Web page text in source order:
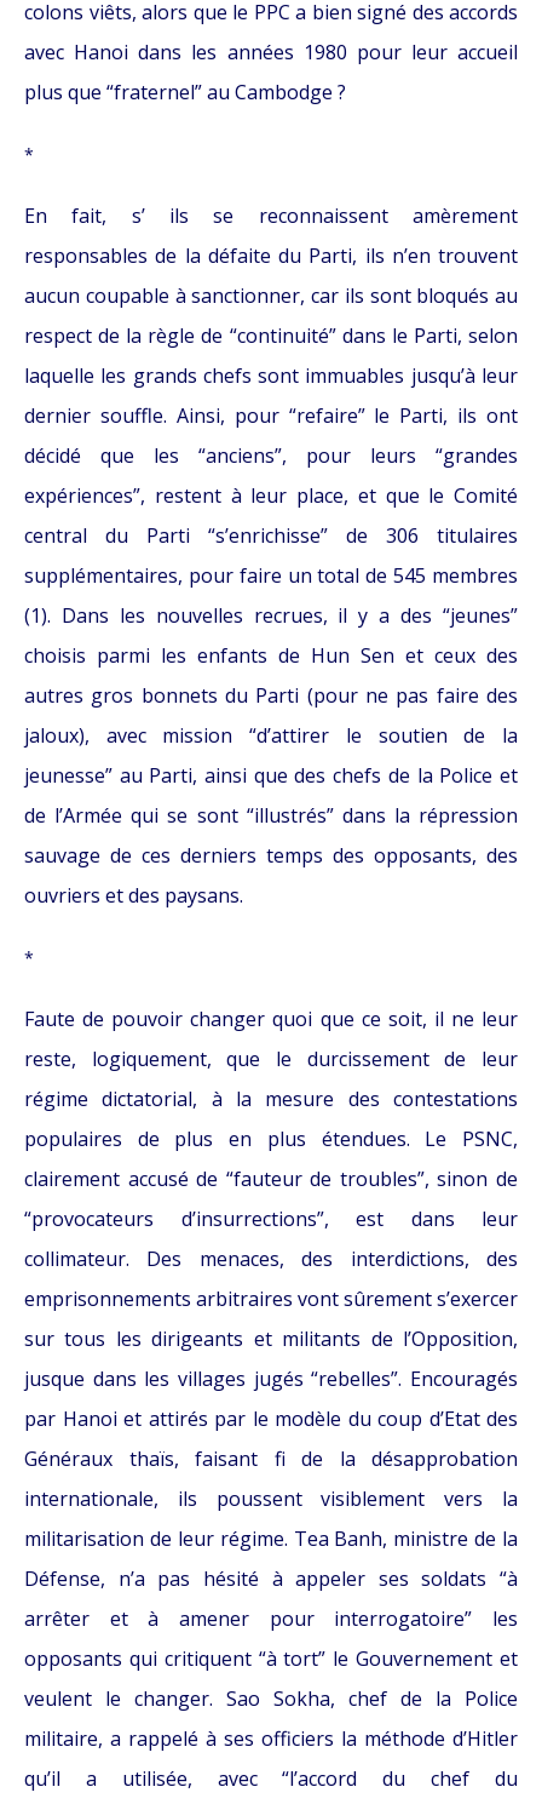
colons viêts, alors que le PPC a bien signé des accords
avec Hanoi dans les années 1980 pour leur accueil
plus que “fraternel” au Cambodge ?
*
En fait, s’ ils se reconnaissent amèrement
responsables de la défaite du Parti, ils n’en trouvent
aucun coupable à sanctionner, car ils sont bloqués au
respect de la règle de “continuité” dans le Parti, selon
laquelle les grands chefs sont immuables jusqu’à leur
dernier souffle. Ainsi, pour “refaire” le Parti, ils ont
décidé que les “anciens”, pour leurs “grandes
expériences”, restent à leur place, et que le Comité
central du Parti “s’enrichisse” de 306 titulaires
supplémentaires, pour faire un total de 545 membres
(1). Dans les nouvelles recrues, il y a des “jeunes”
choisis parmi les enfants de Hun Sen et ceux des
autres gros bonnets du Parti (pour ne pas faire des
jaloux), avec mission “d’attirer le soutien de la
jeunesse” au Parti, ainsi que des chefs de la Police et
de l’Armée qui se sont “illustrés” dans la répression
sauvage de ces derniers temps des opposants, des
ouvriers et des paysans.
*
Faute de pouvoir changer quoi que ce soit, il ne leur
reste, logiquement, que le durcissement de leur
régime dictatorial, à la mesure des contestations
populaires de plus en plus étendues. Le PSNC,
clairement accusé de “fauteur de troubles”, sinon de
“provocateurs d’insurrections”, est dans leur
collimateur. Des menaces, des interdictions, des
emprisonnements arbitraires vont sûrement s’exercer
sur tous les dirigeants et militants de l’Opposition,
jusque dans les villages jugés “rebelles”. Encouragés
par Hanoi et attirés par le modèle du coup d’Etat des
Généraux thaïs, faisant fi de la désapprobation
internationale, ils poussent visiblement vers la
militarisation de leur régime. Tea Banh, ministre de la
Défense, n’a pas hésité à appeler ses soldats “à
arrêter et à amener pour interrogatoire” les
opposants qui critiquent “à tort” le Gouvernement et
veulent le changer. Sao Sokha, chef de la Police
militaire, a rappelé à ses officiers la méthode d’Hitler
qu’il a utilisée, avec “l’accord du chef du